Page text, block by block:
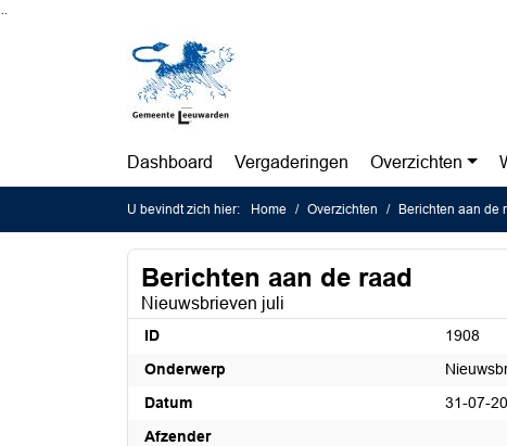
Dashboard Vergaderingen Overzichten
U bevindt zich hier: Home Overzichten Berichten aan de
Berichten aan de raad
Nieuwsbrieven juli
ID
1908
Onderwerp
Datum
31-07-
Afzender